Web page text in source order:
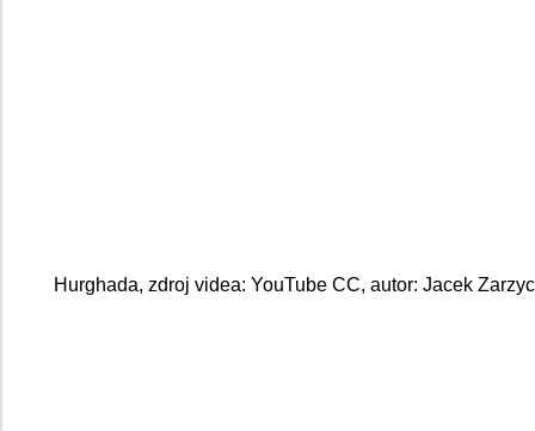
Hurghada, zdroj videa: YouTube CC, autor: Jacek